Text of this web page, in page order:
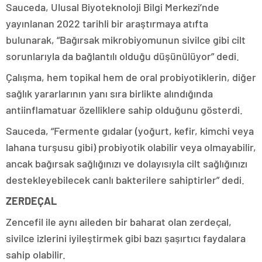
Sauceda, Ulusal Biyoteknoloji Bilgi Merkezi’nde
yayınlanan 2022 tarihli bir araştırmaya atıfta
bulunarak, “Bağırsak mikrobiyomunun sivilce gibi cilt
sorunlarıyla da bağlantılı olduğu düşünülüyor” dedi.
Çalışma, hem topikal hem de oral probiyotiklerin, diğer
sağlık yararlarının yanı sıra birlikte alındığında
antiinflamatuar özelliklere sahip olduğunu gösterdi.
Sauceda, “Fermente gıdalar (yoğurt, kefir, kimchi veya
lahana turşusu gibi) probiyotik olabilir veya olmayabilir,
ancak bağırsak sağlığınızı ve dolayısıyla cilt sağlığınızı
destekleyebilecek canlı bakterilere sahiptirler” dedi.
ZERDEÇAL
Zencefil ile aynı aileden bir baharat olan zerdeçal,
sivilce izlerini iyileştirmek gibi bazı şaşırtıcı faydalara
sahip olabilir.